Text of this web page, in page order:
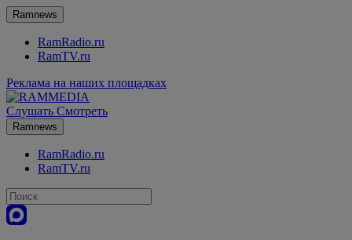
Ramnews
RamRadio.ru
RamTV.ru
Реклама на наших площадках
Слушать Смотреть
Ramnews
RamRadio.ru
RamTV.ru